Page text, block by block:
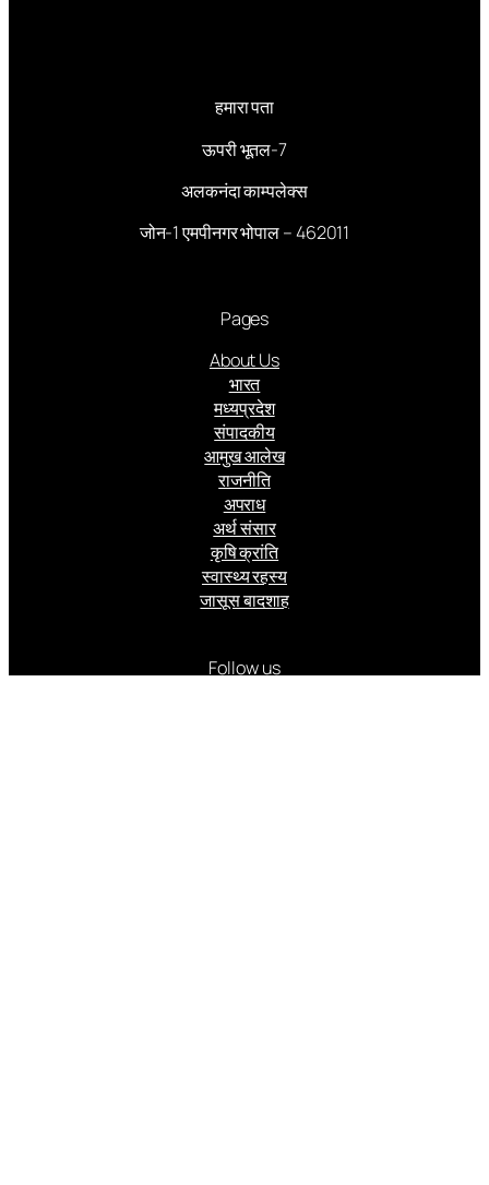
हमारा पता
ऊपरी भूतल-7
अलकनंदा काम्पलेक्स
जोन-1 एमपीनगर भोपाल – 462011
Pages
About Us
भारत
मध्यप्रदेश
संपादकीय
आमुख आलेख
राजनीति
अपराध
अर्थ संसार
कृषि क्रांति
स्वास्थ्य रहस्य
जासूस बादशाह
Follow us